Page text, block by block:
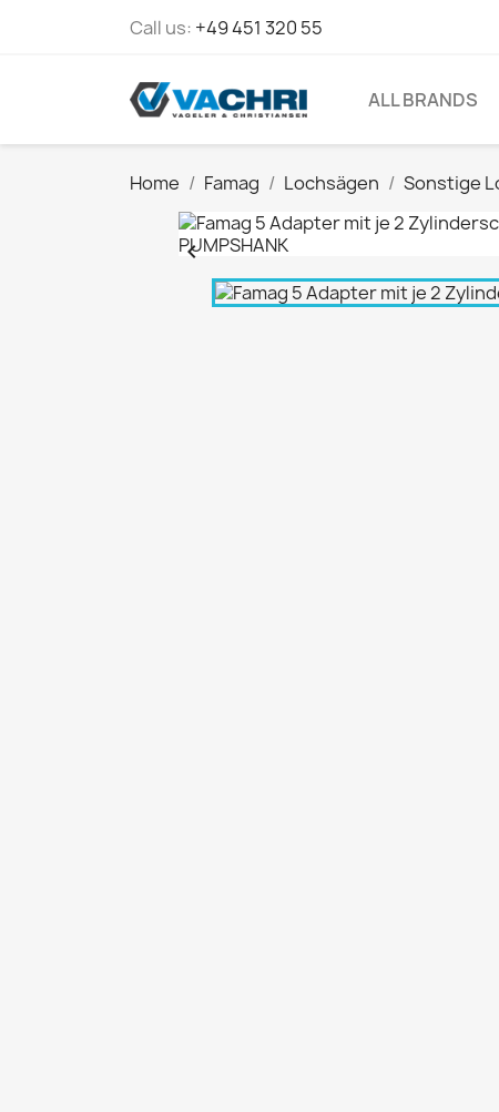
Call us: +49 451 320 55
ALL BRANDS
Home Famag Lochsägen Sonstige
